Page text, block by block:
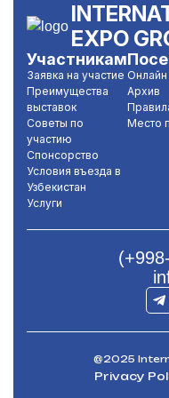
EXPO
Участникам
Заявка на участие
Преимущества
выставок
Советы по
участию
Спонсорство
Условия въезда в
Узбекистан
Услуги
Онлайн
Архив
Место
@2025
Privacy